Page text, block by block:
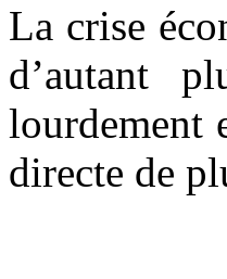
La crise
d’autant
lourdement
directe de